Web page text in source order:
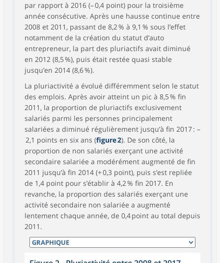
par rapport à 2016 (– 0,4 point) pour la troisième
année consécutive. Après une hausse continue entre
2008 et 2011, passant de 8,2 % à 9,1 % sous l’effet
notamment de la création du statut d’auto
entrepreneur, la part des pluriactifs avait diminué
en 2012 (8,5 %), puis était restée quasi stable
jusqu’en 2014 (8,6 %).
La pluriactivité a évolué différemment selon le statut
des emplois. Après avoir atteint un pic à 8,5 % fin
2011, la proportion de pluriactifs exclusivement
salariés parmi les personnes principalement
salariées a diminué régulièrement jusqu’à fin 2017 : –
2,1 points en six ans (figure 2). De son côté, la
proportion de non salariés exerçant une activité
secondaire salariée a modérément augmenté de fin
2011 jusqu’à fin 2014 (+ 0,3 point), puis s’est repliée
de 1,4 point pour s’établir à 4,2 % fin 2017. En
revanche, la proportion des salariés exerçant une
activité secondaire non salariée a augmenté
lentement chaque année, de 0,4 point au total depuis
2011.